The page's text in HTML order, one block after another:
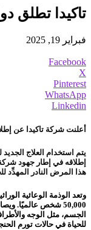
تاكيدا تطلق
فبراير 19, 2025
Facebook
X
Pinterest
WhatsApp
Linkedin
أعلنت شركة تاكيدا عن
يتم استخدام العلاج
إطلاقه في إطار جهود
هذا المرض النادر المهدِّد
50,000 شخص
الجسم، مثل الوجه
للحياة في حالات تورم